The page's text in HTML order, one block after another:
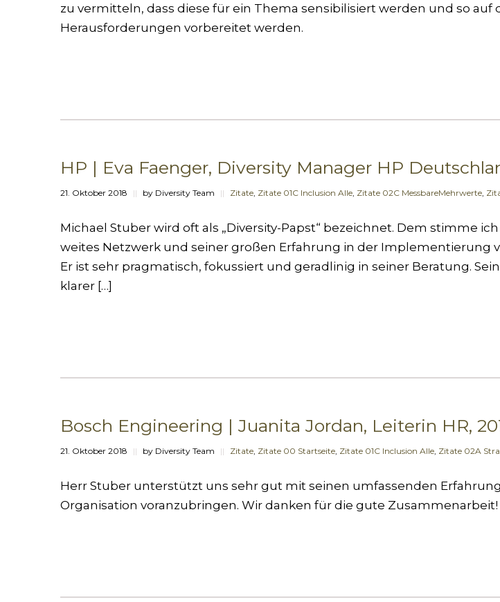
zu vermitteln, dass diese für ein Thema sensibilisiert werden und so
Herausforderungen vorbereitet werden.
HP | Eva Faenger, Diversity Manager HP
21. Oktober 2018 || by Diversity Team || Zitate Zitate 01C Inclusion Alle Zitate 02C MessbareMehrwerte
Michael Stuber wird oft als „Diversity-Papst“ bezeichnet. Dem stimme
weites Netzwerk und seiner großen Erfahrung in der Implementierung
Er ist sehr pragmatisch, fokussiert und geradlinig in seiner Beratung.
klarer […]
Bosch Engineering | Juanita Jordan, Leiterin HR,
21. Oktober 2018 || by Diversity Team || Zitate Zitate 00 Startseite Zitate 01C Inclusion Alle Zitate 02A
Herr Stuber unterstützt uns sehr gut mit seinen umfassenden
Organisation voranzubringen. Wir danken für die gute Zusammenarbeit!